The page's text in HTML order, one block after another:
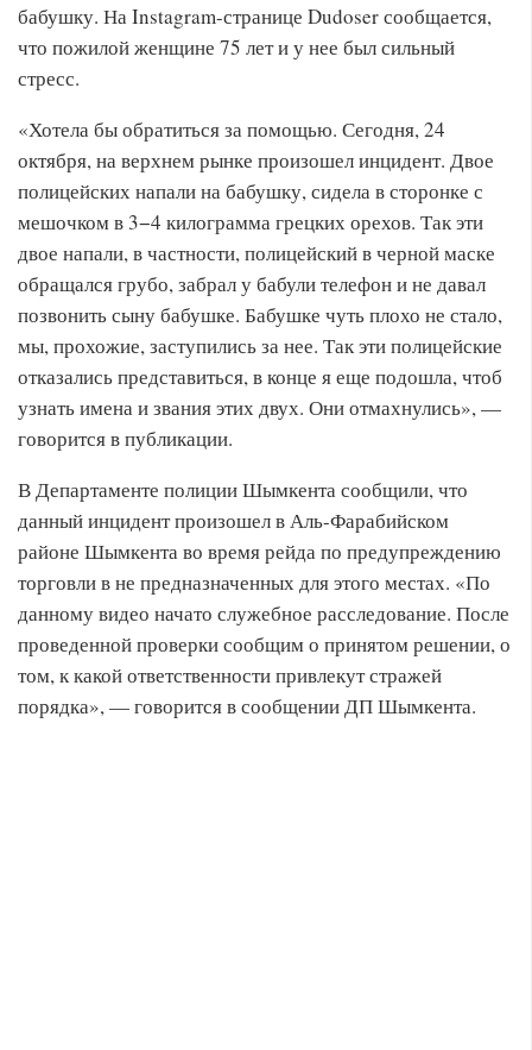
бабушку. На Instagram-странице Dudoser сообщается,
что пожилой женщине 75 лет и у нее был сильный
стресс.
«Хотела бы обратиться за помощью. Сегодня, 24
октября, на верхнем рынке произошел инцидент. Двое
полицейских напали на бабушку, сидела в сторонке с
мешочком в 3−4 килограмма грецких орехов. Так эти
двое напали, в частности, полицейский в черной маске
обращался грубо, забрал у бабули телефон и не давал
позвонить сыну бабушке. Бабушке чуть плохо не стало,
мы, прохожие, заступились за нее. Так эти полицейские
отказались представиться, в конце я еще подошла, чтоб
узнать имена и звания этих двух. Они отмахнулись», —
говорится в публикации.
В Департаменте полиции Шымкента сообщили, что
данный инцидент произошел в Аль-Фарабийском
районе Шымкента во время рейда по предупреждению
торговли в не предназначенных для этого местах. «По
данному видео начато служебное расследование. После
проведенной проверки сообщим о принятом решении, о
том, к какой ответственности привлекут стражей
порядка», — говорится в сообщении ДП Шымкента.